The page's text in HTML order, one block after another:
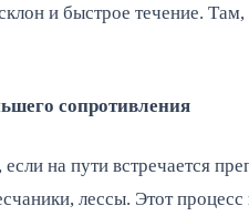
и быстрое течение.
сопротивления
на пути встречается
лессы. Этот